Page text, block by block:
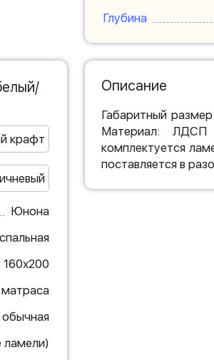
Глубина
крафт
Юнона
160х200
обычная
ламели)
Описание
Габаритный
Материал:
комплектуется
поставляется в